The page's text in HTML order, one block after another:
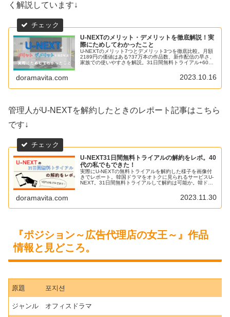
く解説しています↓
U-NEXTのメリット・デメリットを徹底解説！実
際にためしてわかったこと
U-NEXTのメリット7つとデメリット3つを徹底比較。月額
2189円の価値はある?37万本の作品数、新作配信の早さ、
家族での使いやすさを解説。31日間無料トライアル+600
doramavita.com 2023.10.16
管理人がU-NEXTを解約したときのレポート記事はこちら
です↓
U-NEXT31日間無料トライアルの解約をレポ。40
代の私でもできた！
実際にU-NEXTの無料トライアルを解約した様子を画像付
きでレポート。韓国ドラマをオトクに見られるサービスU-
NEXT。31日間無料トライアルして解約は可能か。韓ドラ
doramavita.com 2023.11.30
『ポジション～広告代理店の女王～』作品
情報と見どころ。
原題 포지션
ジャンル オフィスドラマ